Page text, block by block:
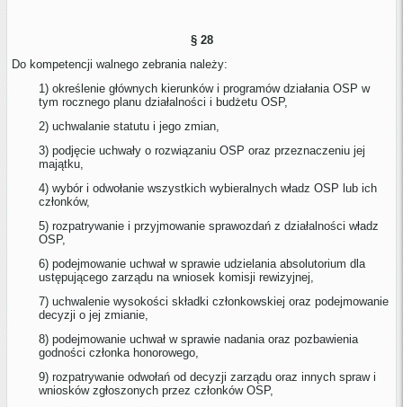
§ 28
Do kompetencji walnego zebrania należy:
1) określenie głównych kierunków i programów działania OSP w
tym rocznego planu działalności i budżetu OSP,
2) uchwalanie statutu i jego zmian,
3) podjęcie uchwały o rozwiązaniu OSP oraz przeznaczeniu jej
majątku,
4) wybór i odwołanie wszystkich wybieralnych władz OSP lub ich
członków,
5) rozpatrywanie i przyjmowanie sprawozdań z działalności władz
OSP,
6) podejmowanie uchwał w sprawie udzielania absolutorium dla
ustępującego zarządu na wniosek komisji rewizyjnej,
7) uchwalenie wysokości składki członkowskiej oraz podejmowanie
decyzji o jej zmianie,
8) podejmowanie uchwał w sprawie nadania oraz pozbawienia
godności członka honorowego,
9) rozpatrywanie odwołań od decyzji zarządu oraz innych spraw i
wniosków zgłoszonych przez członków OSP,